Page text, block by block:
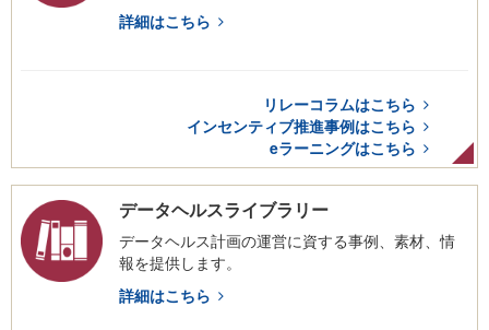
詳細はこちら
リレーコラムはこちら
インセンティブ推進事例はこちら
eラーニングはこちら
データヘルスライブラリー
データヘルス計画の運営に資する事例、素材、情
報を提供します。
詳細はこちら